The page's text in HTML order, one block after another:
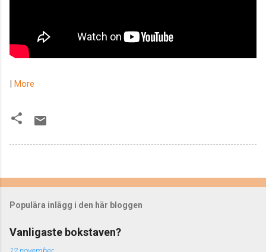
| More
Populära inlägg i den här bloggen
Vanligaste bokstaven?
12 november